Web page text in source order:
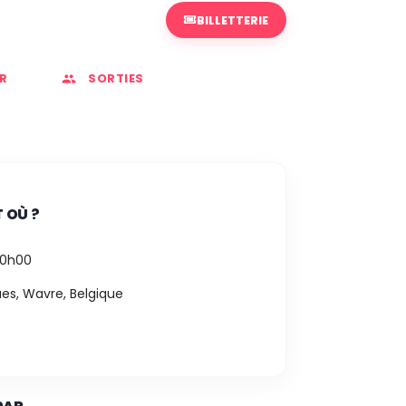
BILLETTERIE
SORTIES
OÙ ?
Wavre, Belgique